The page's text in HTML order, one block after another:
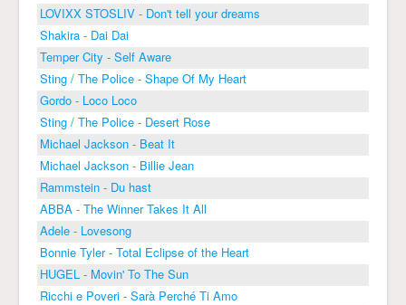
LOVIXX STOSLIV - Don't tell your dreams
Shakira - Dai Dai
Temper City - Self Aware
Sting / The Police - Shape Of My Heart
Gordo - Loco Loco
Sting / The Police - Desert Rose
Michael Jackson - Beat It
Michael Jackson - Billie Jean
Rammstein - Du hast
ABBA - The Winner Takes It All
Adele - Lovesong
Bonnie Tyler - Total Eclipse of the Heart
HUGEL - Movin' To The Sun
Ricchi e Poveri - Sarà Perché Ti Amo